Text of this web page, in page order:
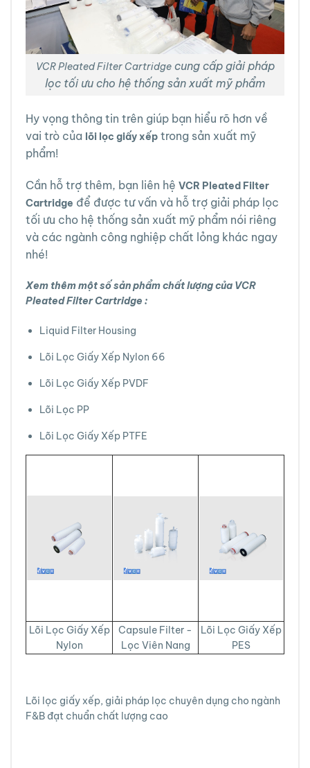
VCR Pleated Filter Cartridgecung cấp giải pháp
lọc tối ưu cho hệ thống sản xuất mỹ phẩm
Hy vọng thông tin trên giúp bạn hiểu rõ hơn về
vai trò của lõi lọc giấy xếp trong sản xuất mỹ
phẩm!
Cần hỗ trợ thêm, bạn liên hệ VCR Pleated Filter
Cartridge để được tư vấn và hỗ trợ giải pháp lọc
tối ưu cho hệ thống sản xuất mỹ phẩm nói riêng
và các ngành công nghiệp chất lỏng khác ngay
nhé!
Xem thêm một số sản phẩm chất lượng của VCR
Pleated Filter Cartridge :
Liquid Filter Housing
Lõi Lọc Giấy Xếp Nylon 66
Lõi Lọc Giấy Xếp PVDF
Lõi Lọc PP
Lõi Lọc Giấy Xếp PTFE
Lõi Lọc Giấy Xếp
Nylon
Capsule Filter -
Lọc Viên Nang
Lõi Lọc Giấy Xếp
PES
Lõi lọc giấy xếp, giải pháp lọc chuyên dụng cho ngành
F&B đạt chuẩn chất lượng cao